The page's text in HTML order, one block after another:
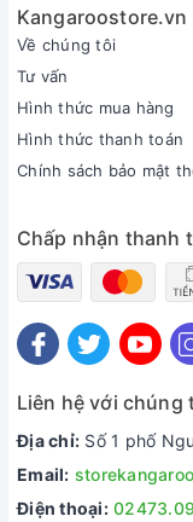
Công nghệ làm lạnh
Nhiệt độ làm lạnh
hơn 90ºC mang
bạn thoải mái sử
nấu mỳ, pha chế
cho phép làm lạnh
Vệ sinh
Kangaroostore.vn
Về chúng tôi
Tư vấn
Hình thức mua hàng
Hình thức thanh toán
Chính sách bảo mật
Chấp nhận thanh
Liên hệ với chúng
Địa chỉ: Số 1 phố
Email:
Điện thoại: